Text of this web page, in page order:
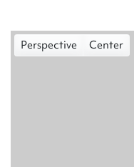
Perspective Center